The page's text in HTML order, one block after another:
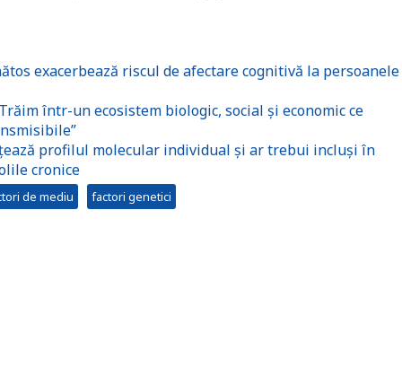
exacerbează riscul de afectare cognitivă la persoanele
într-un ecosistem biologic, social și economic ce
profilul molecular individual și ar trebui incluși în
cronice
de mediu factori genetici